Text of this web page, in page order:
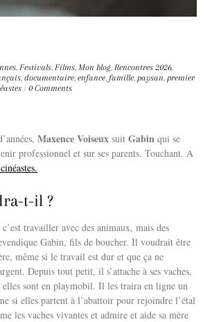
, Festivals, Films, Mon blog, Rencontres 2026,
,documentaire,enfance, famille, paysan, premier
/ 0 Comments
Maxence Voiseux suitGabin qui se
professionnel et sur ses parents. Touchant. A
t-il ?
travailler avec des animaux, mais des
Gabin, fils de boucher. Il voudrait être
même si le travail est dur et que ça ne
Depuis tout petit, il s’attache à ses vaches,
elles sont en playmobil. Il les traira en ligne un
si elles partent à l’abattoir pour rejoindre l’étal
les vaches vivantes et admire et aide sa mère